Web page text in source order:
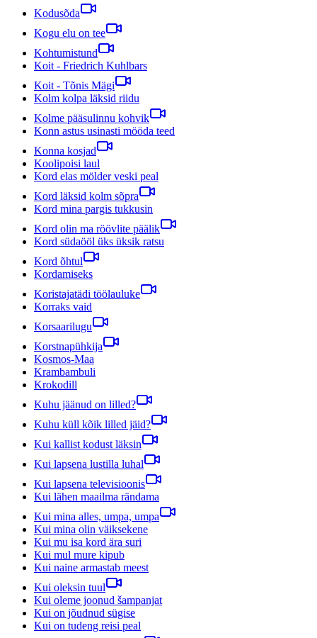
Kodusõda
Kogu elu on tee
Kohtumistund
Koit - Friedrich Kuhlbars
Koit - Tõnis Mägi
Kolm kolpa läksid riidu
Kolme pääsulinnu kohvik
Konn astus usinasti mööda teed
Konna kosjad
Koolipoisi laul
Kord elas mölder veski peal
Kord läksid kolm sõpra
Kord mina pargis tukkusin
Kord olin ma röövlite päälik
Kord südaööl üks üksik ratsu
Kord õhtul
Kordamiseks
Koristajatädi töölauluke
Korraks vaid
Korsaarilugu
Korstnapühkija
Kosmos-Maa
Krambambuli
Krokodill
Kuhu jäänud on lilled?
Kuhu küll kõik lilled jäid?
Kui kallist kodust läksin
Kui lapsena lustilla luhal
Kui lapsena televisioonis
Kui lähen maailma rändama
Kui mina alles, umpa, umpa
Kui mina olin väiksekene
Kui mu isa kord ära suri
Kui mul mure kipub
Kui naine armastab meest
Kui oleksin tuul
Kui oleme joonud šampanjat
Kui on jõudnud sügise
Kui on tudeng reisi peal